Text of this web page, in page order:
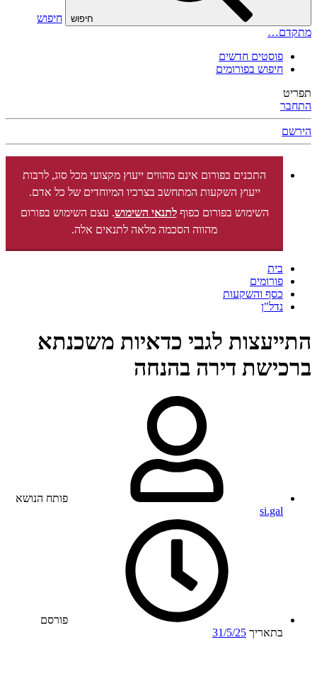
חיפוש
חיפוש
מתקדם…
פוסטים חדשים
חיפוש בפורומים
תפריט
התחבר
הירשם
התכנים בפורום אינם מהווים ייעוץ מקצועי מכל סוג, לרבות
ייעוץ השקעות המתחשב בצרכיו המיוחדים של כל אדם.
השימוש בפורום כפוףלתנאי השימוש. עצם השימוש בפורום
מהווה הסכמה מלאה לתנאים אלה.
בית
פורומים
כסף והשקעות
נדל"ן
התייעצות לגבי כדאיות משכנתא
ברכישת דירה בהנחה
פותח הנושא
si.gal
פורסם
בתאריך 31/5/25